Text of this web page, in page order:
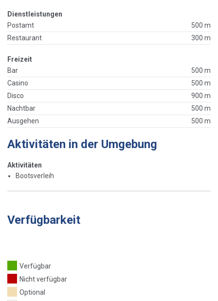
Dienstleistungen
Postamt
500 m
Restaurant
300 m
Freizeit
Bar
500 m
Casino
500 m
Disco
900 m
Nachtbar
500 m
Ausgehen
500 m
Aktivitäten in der Umgebung
Aktivitäten
Bootsverleih
Verfügbarkeit
Verfügbar
Nicht verfügbar
Optional